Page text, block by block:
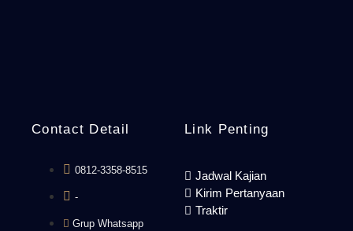
Contact Detail
0812-3358-8515
-
Grup Whatsapp
Link Penting
Jadwal Kajian
Kirim Pertanyaan
Traktir